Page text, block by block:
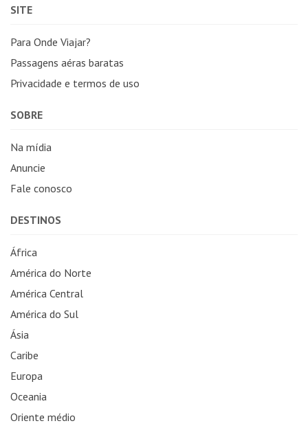
SITE
Para Onde Viajar?
Passagens aéras baratas
Privacidade e termos de uso
SOBRE
Na mídia
Anuncie
Fale conosco
DESTINOS
África
América do Norte
América Central
América do Sul
Ásia
Caribe
Europa
Oceania
Oriente médio